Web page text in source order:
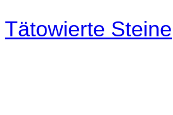
Tätowierte Steine